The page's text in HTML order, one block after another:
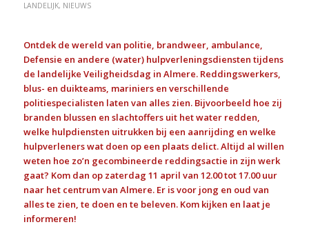
LANDELIJK, NIEUWS
Ontdek de wereld van politie, brandweer, ambulance,
Defensie en andere (water) hulpverleningsdiensten tijdens
de landelijke Veiligheidsdag in Almere. Reddingswerkers,
blus- en duikteams, mariniers en verschillende
politiespecialisten laten van alles zien. Bijvoorbeeld hoe zij
branden blussen en slachtoffers uit het water redden,
welke hulpdiensten uitrukken bij een aanrijding en welke
hulpverleners wat doen op een plaats delict. Altijd al willen
weten hoe zo’n gecombineerde reddingsactie in zijn werk
gaat? Kom dan op zaterdag 11 april van 12.00 tot 17.00 uur
naar het centrum van Almere. Er is voor jong en oud van
alles te zien, te doen en te beleven. Kom kijken en laat je
informeren!